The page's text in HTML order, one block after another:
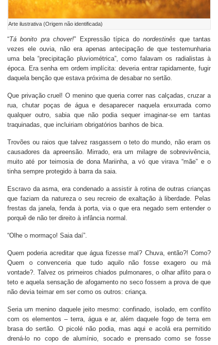
Arte ilustrativa (Origem não identificada)
“Tá bonito pra chover!” Expressão típica donordestinês que tantas
vezes ele ouvia, não era apenas antecipação de que testemunharia
uma bela “precipitação pluviométrica”, como falavam os radialistas à
época. Era senha em ordem implícita: deveria entrar rapidamente, fugir
daquela benção que estava próxima de desabar no sertão.
Que privação cruel! O menino que queria correr nas calçadas, cruzar a
rua, chutar poças de água e desaparecer naquela enxurrada como
qualquer outro, sabia que não podia sequer imaginar-se em tantas
traquinadas, que incluiriam obrigatórios banhos de bica.
Trovões ou raios que talvez rasgassem o teto do mundo, não eram os
causadores da apreensão. Mirrado, era um milagre de sobrevivência,
muito até por teimosia de dona Mariinha, a vó que virava “mãe” e o
tinha sempre protegido à barra da saia.
Escravo da asma, era condenado a assistir à rotina de outras crianças
que faziam da natureza o seu recreio de exaltação à liberdade. Pelas
frestas da janela, fenda à porta, via o que era negado sem entender o
porquê de não ter direito à infância normal.
“Olhe o mormaço! Saia daí”.
Quem poderia acreditar que água fizesse mal? Chuva, então?! Como?
Quem o convenceria que tudo aquilo não fosse exagero ou má
vontade?. Talvez os primeiros chiados pulmonares, o olhar aflito para o
teto e aquela sensação de afogamento no seco fossem a prova de que
não devia teimar em ser como os outros: criança.
Seria um menino daquele jeito mesmo: confinado, isolado, em conflito
com os elementos – terra, água e ar, além daquele fogo de terra em
brasa do sertão. O picolé não podia, mas aqui e acolá era permitido
drená-lo no copo de alumínio, socado e prensado como se fosse